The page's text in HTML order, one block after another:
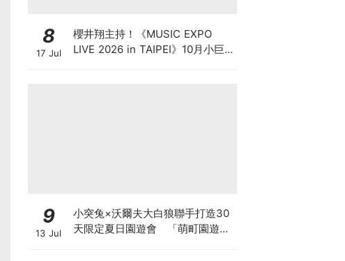
8
17 Jul
櫻井翔主持！《MUSIC EXPO
LIVE 2026 in TAIPEI》10月小巨
9
13 Jul
小突兔×沃爾夫大白狼聯手打造30
天限定夏日園遊會 「萌町園遊